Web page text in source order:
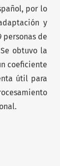
por lo
y
de
obtuvo la
coeficiente
útil para